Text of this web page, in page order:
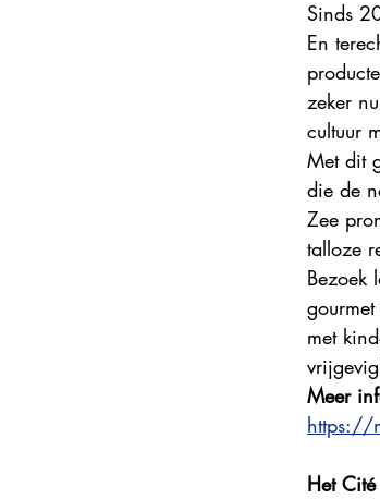
Provence-Alpes-
Steden en korte
Explore France
Sinds
En
zeker
cultuur
Met dit
die de
Zee
talloze
Bezoek
met
Meer
https://
Het